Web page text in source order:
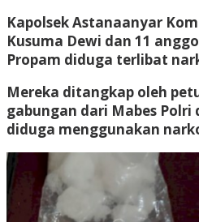
Kapolsek Astanaanyar
Kusuma Dewi dan 11
Propam diduga terlibat
Mereka ditangkap oleh
gabungan dari Mabes Polri
diduga menggunakan